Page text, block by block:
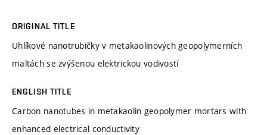
ORIGINAL TITLE
Uhlíkové nanotrubičky v metakaolinových geopolymerních
maltách se zvýšenou elektrickou vodivostí
ENGLISH TITLE
Carbon nanotubes in metakaolin geopolymer mortars with
enhanced electrical conductivity